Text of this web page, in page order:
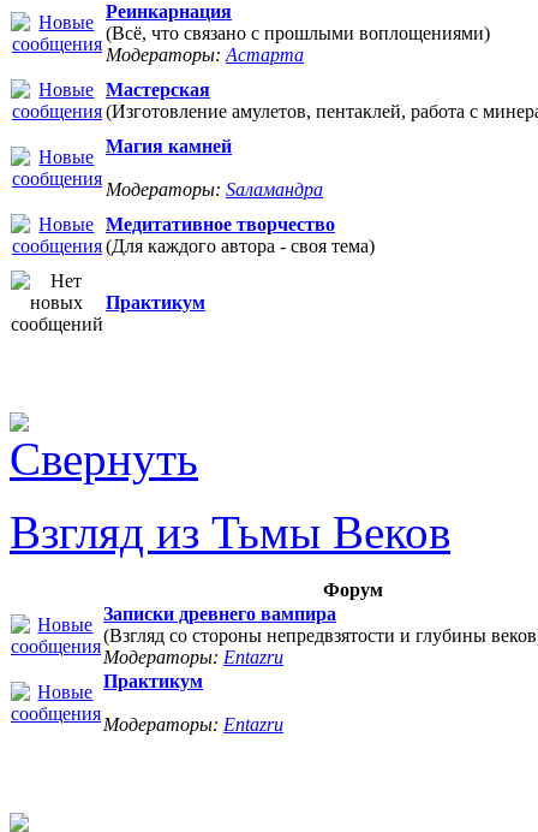
Реинкарнация
(Всё, что связано с прошлыми воплощениями)
Модераторы: Астарта
Мастерская
(Изготовление амулетов, пентаклей, работа с
Магия камней
Модераторы: Sаламандра
Медитативное творчество
(Для каждого автора - своя тема)
Практикум
Взгляд из Тьмы Веков
Форум
Записки древнего вампира
(Взгляд со стороны непредвзятости и глубины
Модераторы: Entazru
Практикум
Модераторы: Entazru